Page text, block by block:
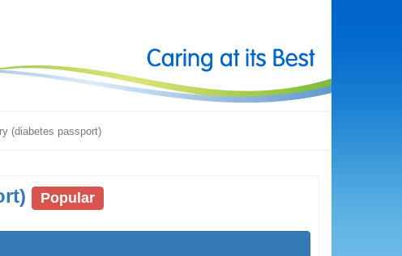
(diabetes passport)
Popular